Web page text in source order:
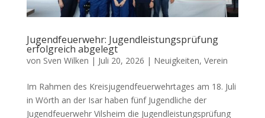
Jugendfeuerwehr: Jugendleistungsprüfung
erfolgreich abgelegt
von Sven Wilken | Juli 20, 2026 | Neuigkeiten, Verein
Im Rahmen des Kreisjugendfeuerwehrtages am 18. Juli
in Wörth an der Isar haben fünf Jugendliche der
Jugendfeuerwehr Vilsheim die Jugendleistungsprüfung